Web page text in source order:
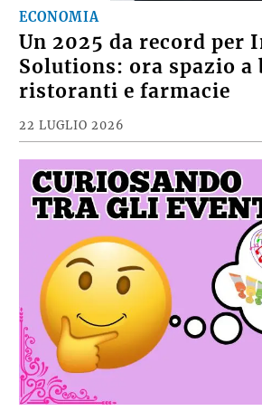
ECONOMIA
Un 2025 da record per
Solutions: ora spazio a
ristoranti e farmacie
22 LUGLIO 2026